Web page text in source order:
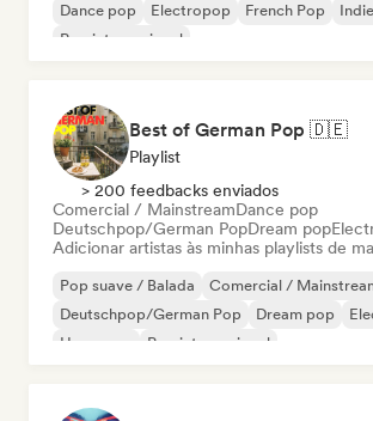
Dance pop
Electropop French Pop
Pop internacional
Best of German Pop 🇩🇪
Playlist
> 200 feedbacks enviados
Comercial / MainstreamDance pop
Deutschpop/German PopDream pop
Adicionar artistas às minhas playlists de
Pop suave / Balada Comercial /
Deutschpop/German Pop
Dream pop
Hyperpop
Pop internacional